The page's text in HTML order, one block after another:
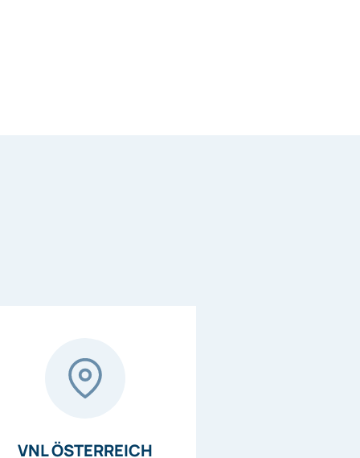
VNL ÖSTERREICH